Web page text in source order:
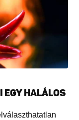
EGY HALÁLOS